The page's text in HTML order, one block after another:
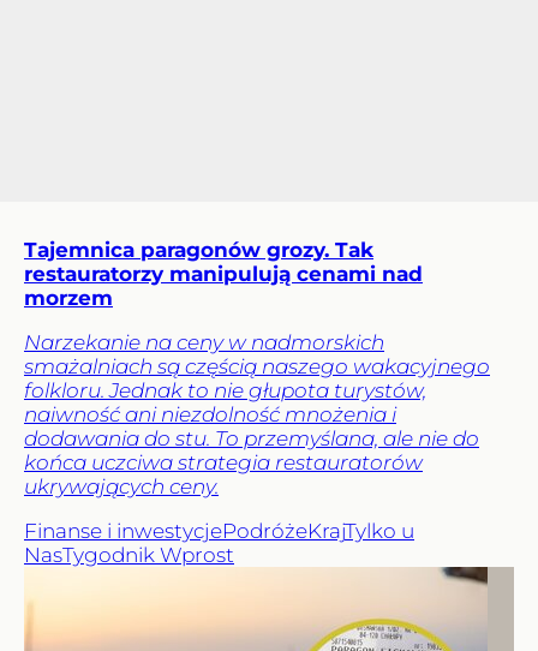
Tajemnica paragonów grozy. Tak
restauratorzy manipulują cenami nad
morzem
Narzekanie na ceny w nadmorskich
smażalniach są częścią naszego wakacyjnego
folkloru. Jednak to nie głupota turystów,
naiwność ani niezdolność mnożenia i
dodawania do stu. To przemyślana, ale nie do
końca uczciwa strategia restauratorów
ukrywających ceny.
Finanse i inwestycjePodróżeKrajTylko u
NasTygodnik Wprost